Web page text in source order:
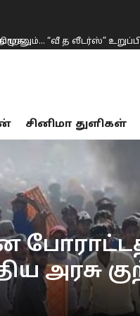
பாலியல் வன்கொடுமை
விவாதத்தில் இருந்து
அமைச்சர் கிரண்…
முதலமைச்சர் விஜய்
சினிமா துளிகள்
அரசு